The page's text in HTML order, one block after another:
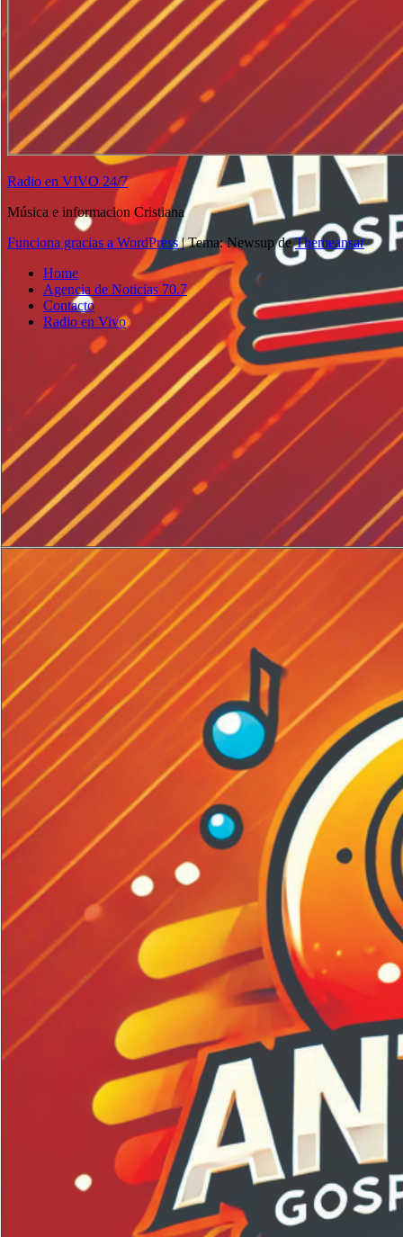
Radio en VIVO 24/7
Música e informacion Cristiana
Funciona gracias a WordPress|Tema: Newsup deThemeansar
Home
Agencia de Noticias 70.7
Contacto
Radio en Vivo